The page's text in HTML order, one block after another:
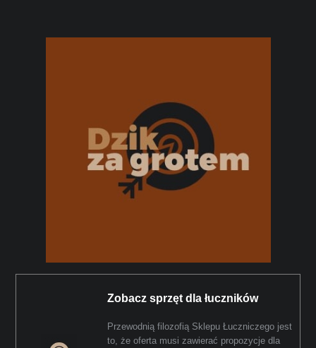
Zobacz sprzęt dla łuczników
Przewodnią filozofią Sklepu Łuczniczego jest
to, że oferta musi zawierać propozycje dla